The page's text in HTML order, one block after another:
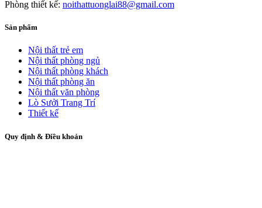
Phòng thiết kế: noithattuonglai88@gmail.com
Sản phẩm
Nội thất trẻ em
Nội thất phòng ngủ
Nội thất phòng khách
Nội thất phòng ăn
Nội thất văn phòng
Lò Sưởi Trang Trí
Thiết kế
Quy định & Điều khoản